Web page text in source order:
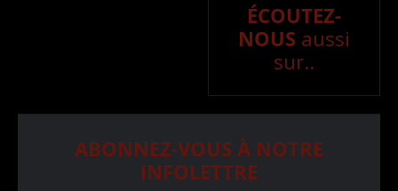
ÉCOUTEZ-
NOUS aussi
sur..
ABONNEZ-VOUS À NOTRE
INFOLETTRE